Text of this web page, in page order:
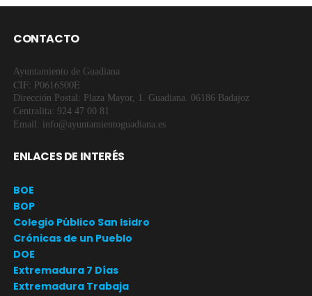
CONTACTO
Ayuntamiento de Guadiana
CIF: P0616500E
Dirección Postal: Plaza Mayor, 1. Guadiana. 06186 Badajoz
Centralita: 924 47 00 81
Email: info@ayuntamientoguadiana.es
ENLACES DE INTERÉS
BOE
BOP
Colegio Público San Isidro
Crónicas de un Pueblo
DOE
Extremadura 7 Días
Extremadura Trabaja